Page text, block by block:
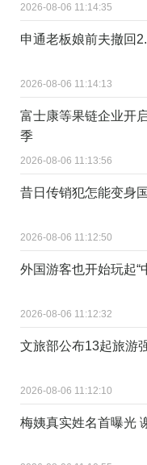
2026-08-06 11:14:35
申通老板娘前夫撤回
2026-08-06 11:14:13
富士康等果链企业开
季
2026-08-06 11:13:56
昔日传销犯怎能变身
2026-08-06 11:12:50
外国游客也开始玩起“
2026-08-06 11:12:32
文旅部公布13起旅游
2026-08-06 11:12:10
梅姨真实姓名首曝光